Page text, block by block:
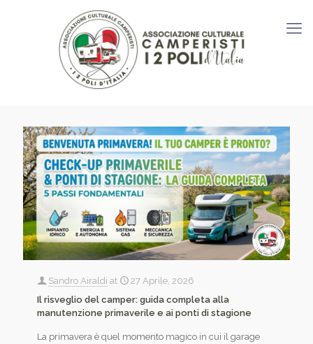
Sandro Airaldi at
27 Aprile, 2026
Il risveglio del camper: guida completa alla
manutenzione primaverile e ai ponti di stagione
La primavera è quel momento magico in cui il garage